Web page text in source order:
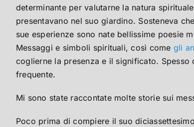
determinante per valutarne la natura
presentavano nel suo giardino. Sosteneva
sue esperienze sono nate bellissime poesie
Messaggi e simboli spirituali, così come gli
coglierne la presenza e il significato.
frequente.
Mi sono state raccontate molte storie sui
Poco prima di compiere il suo